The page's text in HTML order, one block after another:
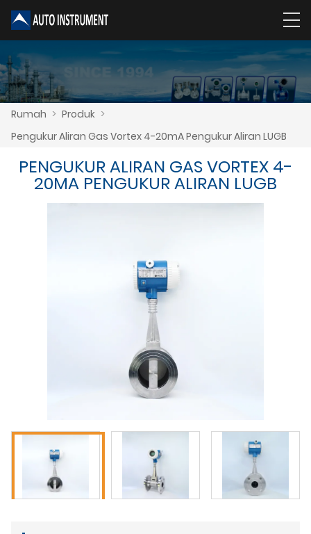
Rumah > Produk >
Pengukur Aliran Gas Vortex 4-20mA Pengukur Aliran LUGB
PENGUKUR ALIRAN GAS VORTEX 4-
20MA PENGUKUR ALIRAN LUGB